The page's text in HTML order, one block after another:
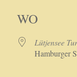
WO
Lütjensee
Hamburger